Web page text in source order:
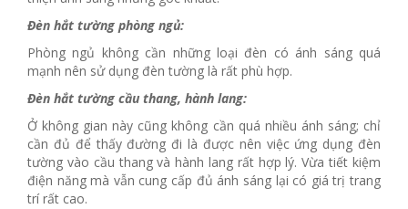
Đèn hắt tường phòng ngủ:
Phòng ngủ không cần những loại đèn có ánh sáng quá
mạnh nên sử dụng đèn tường là rất phù hợp.
Đèn hắt tường cầu thang, hành lang:
Ở không gian này cũng không cần quá nhiều ánh sáng; chỉ
cần đủ để thấy đường đi là được nên việc ứng dụng đèn
tường vào cầu thang và hành lang rất hợp lý. Vừa tiết kiệm
điện năng mà vẫn cung cấp đủ ánh sáng lại có giá trị trang
trí rất cao.